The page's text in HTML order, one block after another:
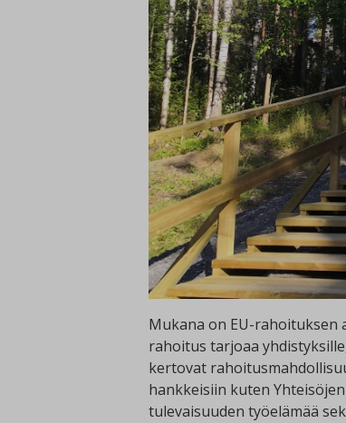
Mukana on EU-rahoituksen
rahoitus tarjoaa
kertovat
hankkeisiin kuten
tulevaisuuden työelämää